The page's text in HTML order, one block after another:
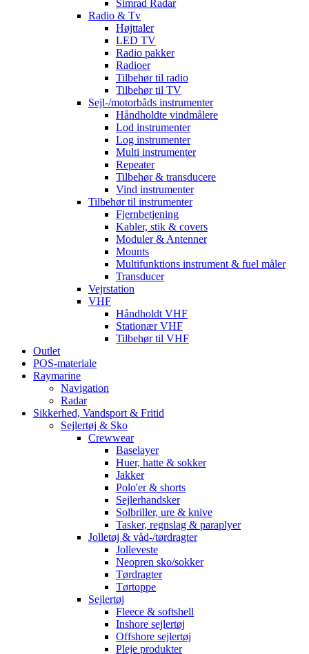
Simrad Radar
Radio & Tv
Højttaler
LED TV
Radio pakker
Radioer
Tilbehør til radio
Tilbehør til TV
Sejl-/motorbåds instrumenter
Håndholdte vindmålere
Lod instrumenter
Log instrumenter
Multi instrumenter
Repeater
Tilbehør & transducere
Vind instrumenter
Tilbehør til instrumenter
Fjernbetjening
Kabler, stik & covers
Moduler & Antenner
Mounts
Multifunktions instrument & fuel måler
Transducer
Vejrstation
VHF
Håndholdt VHF
Stationær VHF
Tilbehør til VHF
Outlet
POS-materiale
Raymarine
Navigation
Radar
Sikkerhed, Vandsport & Fritid
Sejlertøj & Sko
Crewwear
Baselayer
Huer, hatte & sokker
Jakker
Polo'er & shorts
Sejlerhandsker
Solbriller, ure & knive
Tasker, regnslag & paraplyer
Jolletøj & våd-/tørdragter
Jolleveste
Neopren sko/sokker
Tørdragter
Tørtoppe
Sejlertøj
Fleece & softshell
Inshore sejlertøj
Offshore sejlertøj
Pleje produkter